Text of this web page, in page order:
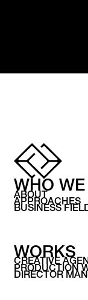
WHO
ABOUT
APPROACHES
BUSINESS
WORKS
CREATIVE
PRODUCTION
DIRECTOR